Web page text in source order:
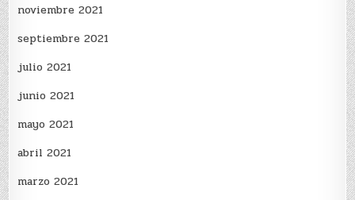
noviembre 2021
septiembre 2021
julio 2021
junio 2021
mayo 2021
abril 2021
marzo 2021